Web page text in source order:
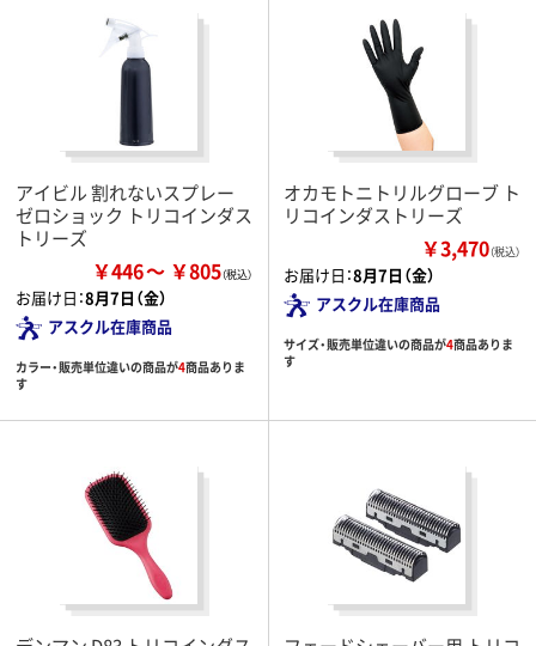
アイビル 割れないスプレー
ゼロショック トリコインダス
トリーズ
￥446 ￥805
お届け日：8月7日（金）
アスクル在庫商品
カラー・販売単位違いの商品が4商品ありま
す
オカモトニトリルグローブ ト
リコインダストリーズ
￥3,470（税込）
お届け日：8月7日（金）
アスクル在庫商品
サイズ・販売単位違いの商品が4商品ありま
す